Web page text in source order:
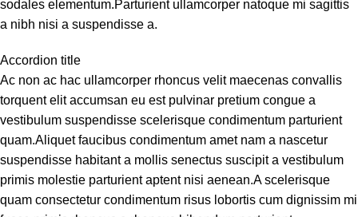
sodales elementum.Parturient ullamcorper natoque mi sagittis
a nibh nisi a suspendisse a.
Accordion title
Ac non ac hac ullamcorper rhoncus velit maecenas convallis
torquent elit accumsan eu est pulvinar pretium congue a
vestibulum suspendisse scelerisque condimentum parturient
quam.Aliquet faucibus condimentum amet nam a nascetur
suspendisse habitant a mollis senectus suscipit a vestibulum
primis molestie parturient aptent nisi aenean.A scelerisque
quam consectetur condimentum risus lobortis cum dignissim mi